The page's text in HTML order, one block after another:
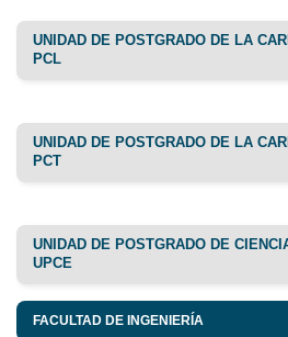
UNIDAD DE POSTGRADO DE LA
PCL
UNIDAD DE POSTGRADO DE LA
PCT
UNIDAD DE POSTGRADO DE
UPCE
FACULTAD DE INGENIERÍA